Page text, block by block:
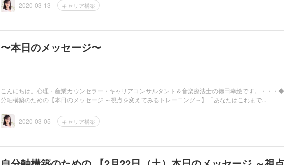
2020-03-13 キャリア構築
〜本日のメッセージ〜
こんにちは。心理・産業カウンセラー・キャリアコンサルタント＆音楽療法士の徳田幸絵です。・・・
分軸構築のための【本日のメッセージ ～視点を変えてみるトレーニング～】「あなたはこれまで...
2020-03-05 キャリア構築